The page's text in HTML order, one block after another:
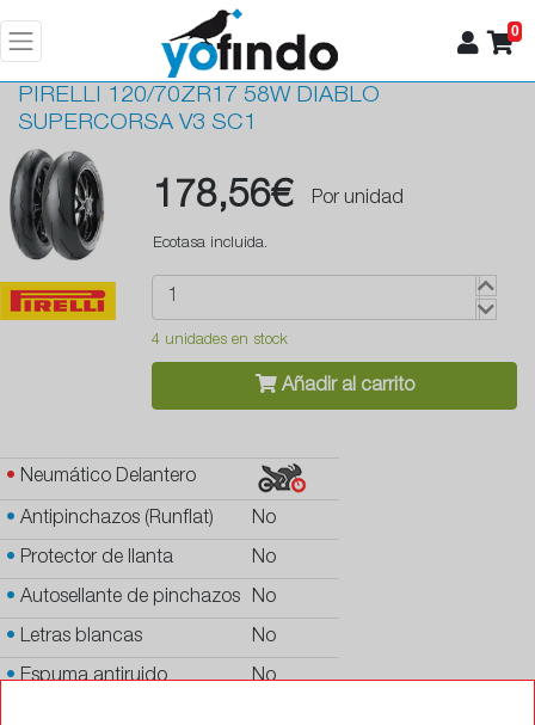
0
PIRELLI 120/70ZR17 58W DIABLO
SUPERCORSA V3 SC1
178,56€ Por unidad
Ecotasa incluida.
4 unidades en stock
Añadir al carrito
• Neumático Delantero
• Antipinchazos (Runflat) No
• Protector de llanta No
• Autosellante de pinchazos No
• Letras blancas No
•Espuma antiruido No